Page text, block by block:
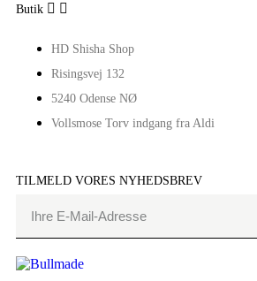
Butik  
HD Shisha Shop
Risingsvej 132
5240 Odense NØ
Vollsmose Torv indgang fra Aldi
TILMELD VORES NYHEDSBREV